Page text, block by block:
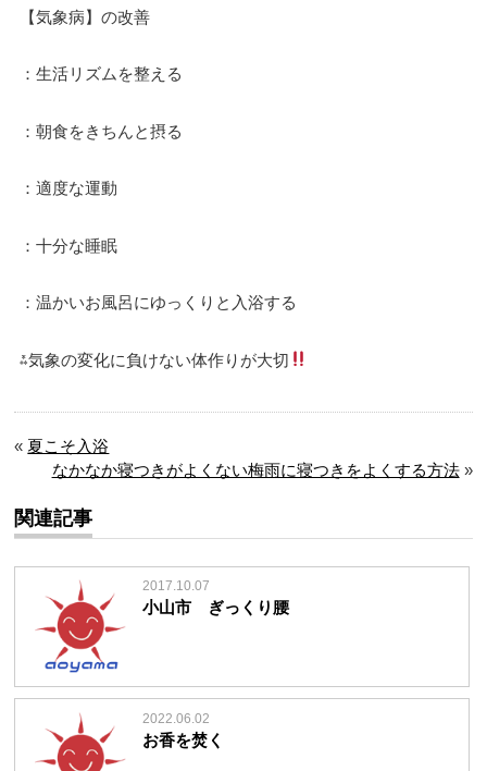
【気象病】の改善
：生活リズムを整える
：朝食をきちんと摂る
：適度な運動
：十分な睡眠
：温かいお風呂にゆっくりと入浴する
⁂気象の変化に負けない体作りが大切
« 夏こそ入浴
なかなか寝つきがよくない梅雨に寝つきをよくする方法»
関連記事
2017.10.07
小山市 ぎっくり腰
2022.06.02
お香を焚く